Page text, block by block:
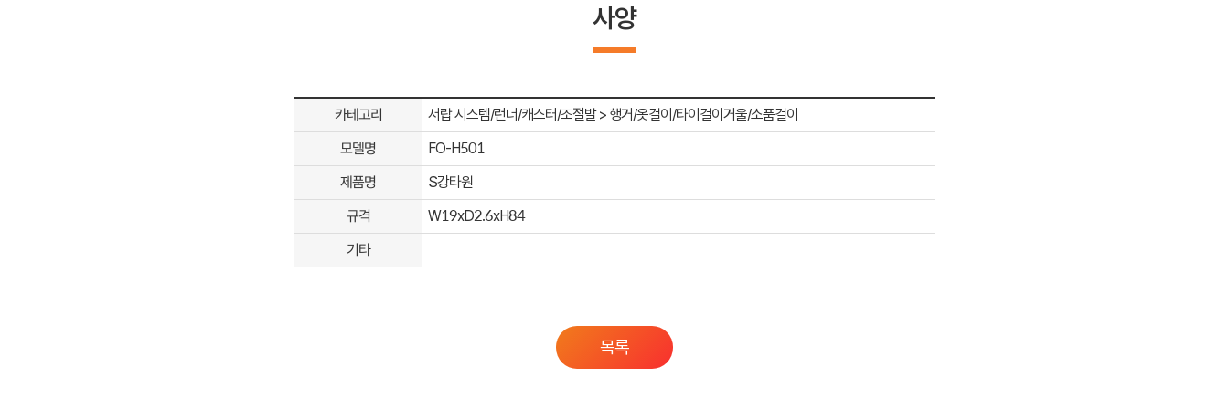
사양
카테고리
서랍 시스템/런너/캐스터/조절발 > 행거/옷걸이/타이걸이거울/소품걸이
모델명
FO-H501
제품명
S강타원
규격
W19xD2.6xH84
기타
목록